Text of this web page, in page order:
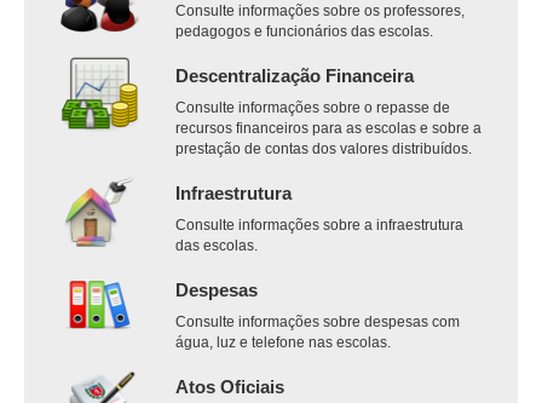
Consulte informações sobre os professores,
pedagogos e funcionários das escolas.
Descentralização Financeira
Consulte informações sobre o repasse de
recursos financeiros para as escolas e sobre a
prestação de contas dos valores distribuídos.
Infraestrutura
Consulte informações sobre a infraestrutura
das escolas.
Despesas
Consulte informações sobre despesas com
água, luz e telefone nas escolas.
Atos Oficiais